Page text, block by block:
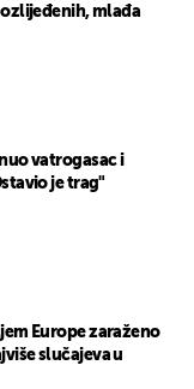
mlađa
vatrogasac i
je trag"
Europe zaraženo
slučajeva u